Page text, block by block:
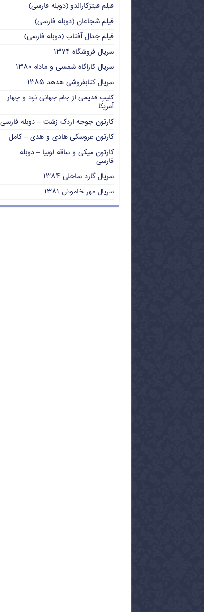
فیلم فیتزکارالدو (دوبله فارسی)
فیلم شجاعان (دوبله فارسی)
فیلم جدال آفتاب (دوبله فارسی)
سریال فروشگاه ۱۳۷۴
سریال کاراگاه شمسی و مادام ۱۳۸۰
سریال کتابفروشی هدهد ۱۳۸۵
کلیپ قدیمی از جام جهانی نود و چهار
آمریکا
کارتون جوجه اردک زشت – دوبله فارسی
کارتون عروسکی هادی و هدی – کامل
کارتون میکی و ساقه لوبیا – دوبله
فارسی
سریال گارد ساحلی ۱۳۸۴
سریال مهر خاموش ۱۳۸۱